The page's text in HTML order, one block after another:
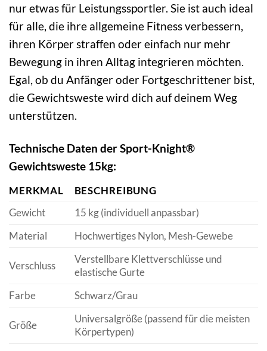
nur etwas für Leistungssportler. Sie ist auch ideal
für alle, die ihre allgemeine Fitness verbessern,
ihren Körper straffen oder einfach nur mehr
Bewegung in ihren Alltag integrieren möchten.
Egal, ob du Anfänger oder Fortgeschrittener bist,
die Gewichtsweste wird dich auf deinem Weg
unterstützen.
Technische Daten der Sport-Knight®
Gewichtsweste 15kg:
MERKMAL
BESCHREIBUNG
Gewicht
15 kg (individuell anpassbar)
Material
Hochwertiges Nylon, Mesh-Gewebe
Verschluss
Verstellbare Klettverschlüsse und
elastische Gurte
Farbe
Schwarz/Grau
Größe
Universalgröße (passend für die meisten
Körpertypen)